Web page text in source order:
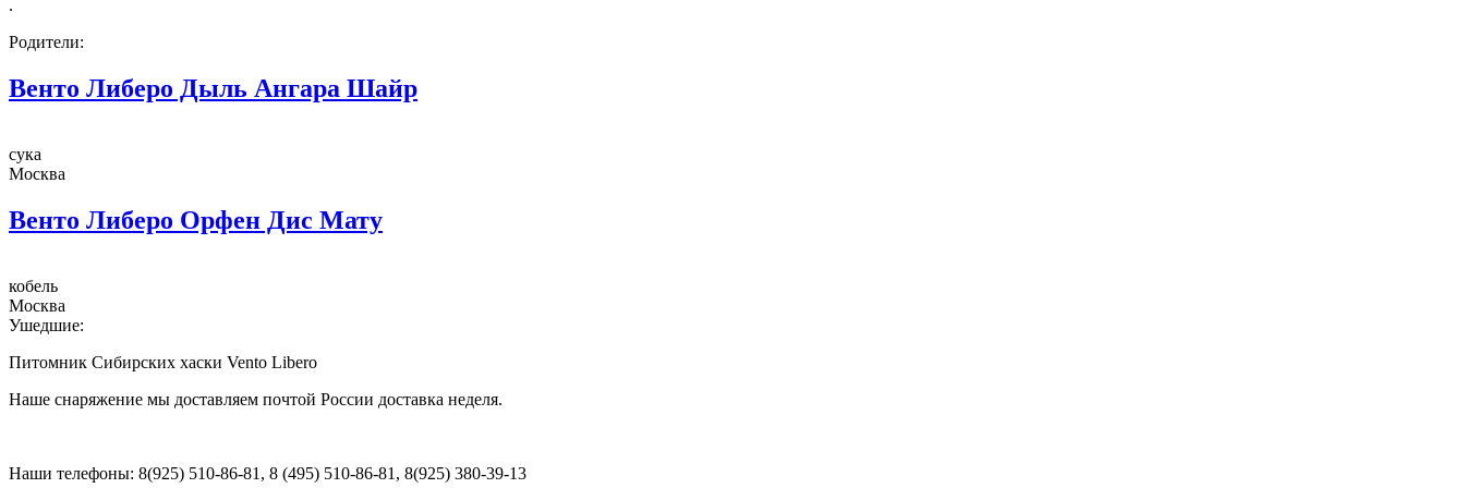
.
Родители:
Венто Либеро Дыль Ангара Шайр
сука
Москва
Венто Либеро Орфен Дис Мату
кобель
Москва
Ушедшие:
Питомник Сибирских хаски Vento Libero
Наше снаряжение мы доставляем почтой России доставка неделя.
Наши телефоны: 8(925) 510-86-81, 8 (495) 510-86-81, 8(925) 380-39-13